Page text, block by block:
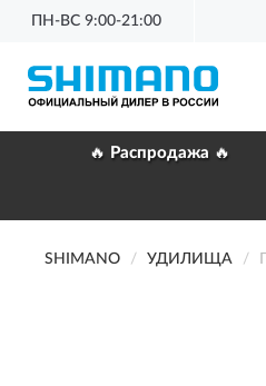
ПН-ВС 9:00-21:00
🔥 Распродажа 🔥
SHIMANO УДИЛИЩА